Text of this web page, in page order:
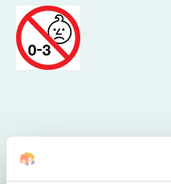
ACHTUNG:
Nicht für
Erstickungsgefahr